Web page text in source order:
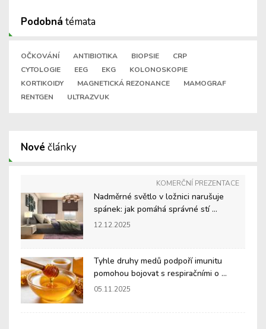
Podobná témata
OČKOVÁNÍ ANTIBIOTIKA BIOPSIE
CRP
CYTOLOGIE
EEG EKG
KOLONOSKOPIE
KORTIKOIDY
MAGNETICKÁ REZONANCE
MAMOGRAF
RENTGEN
ULTRAZVUK
Nové články
KOMERČNÍ PREZENTACE
Nadměrné světlo v ložnici narušuje
spánek: jak pomáhá správné stí ...
12.12.2025
Tyhle druhy medů podpoří imunitu
pomohou bojovat s respiračními o ...
05.11.2025